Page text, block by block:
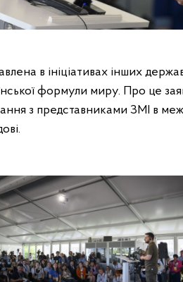
в ініціативах інших
формули миру. Про це
з представниками ЗМІ в